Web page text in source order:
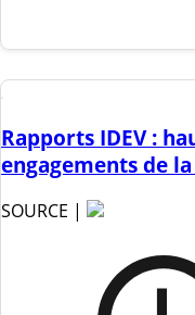
Rapports IDEV :
engagements de
SOURCE |